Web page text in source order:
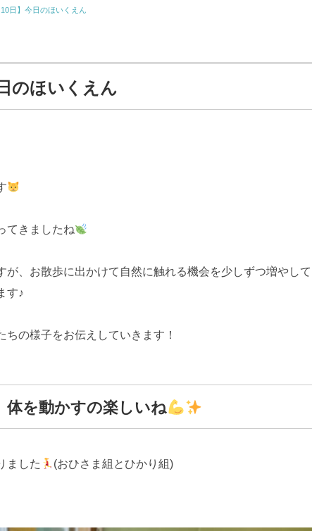
10日】今日のほいくえん
のほいくえん
てきましたね
が、お散歩に出かけて自然に触れる機会を少しずつ増やし
す♪
ちの様子をお伝えしていきます！
体を動かすの楽しいね
ました (おひさま組とひかり組)